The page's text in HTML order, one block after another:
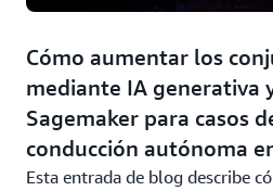
Cómo aumentar los
mediante IA generativa
Sagemaker para casos
conducción autónoma
Esta entrada de blog describe